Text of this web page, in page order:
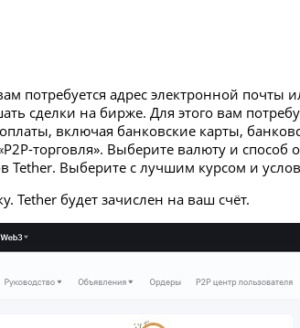
потребуется адрес электронной почты
сделки на бирже. Для этого вам
включая банковские карты,
торговля». Выберите валюту и способ
Tether. Выберите с лучшим курсом и
Tether будет зачислен на ваш счёт.